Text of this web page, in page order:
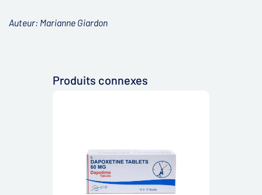
Auteur: Marianne Giardon​
Produits connexes